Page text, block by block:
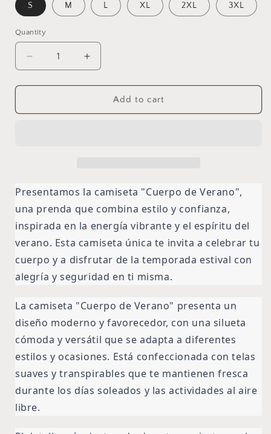
S M L XL 2XL 3XL
Quantity
Quantity
Decrease
quantity
for
De
Increase
quantity
for
Cuerpo
De
Add to cart
Presentamos la camiseta "Cuerpo de Verano",
una prenda que combina estilo y confianza,
inspirada en la energía vibrante y el espíritu del
verano. Esta camiseta única te invita a celebrar tu
cuerpo y a disfrutar de la temporada estival con
alegría y seguridad en ti misma.
La camiseta "Cuerpo de Verano" presenta un
diseño moderno y favorecedor, con una silueta
cómoda y versátil que se adapta a diferentes
estilos y ocasiones. Está confeccionada con telas
suaves y transpirables que te mantienen fresca
durante los días soleados y las actividades al aire
libre.